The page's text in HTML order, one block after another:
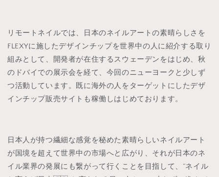
リモートネイルでは、日本のネイルアートの素晴らしさを
FLEXYに施したデザインチップを世界中の人に紹介する取り
組みとして、開発者が在住するスウェーデンをはじめ、秋
のドバイでの展示会を経て、今回のニューヨークと少しず
つ活動しています。既に海外の人をターゲットにしたデザ
インチップ販売サイトも稼働しはじめております。
日本人が持つ繊細な感覚を秘めた素晴らしいネイルアート
が国境を超えて世界中の市場へと広がり、それが日本のネ
イル業界の発展にも繋がって行くことを目指して、”ネイル